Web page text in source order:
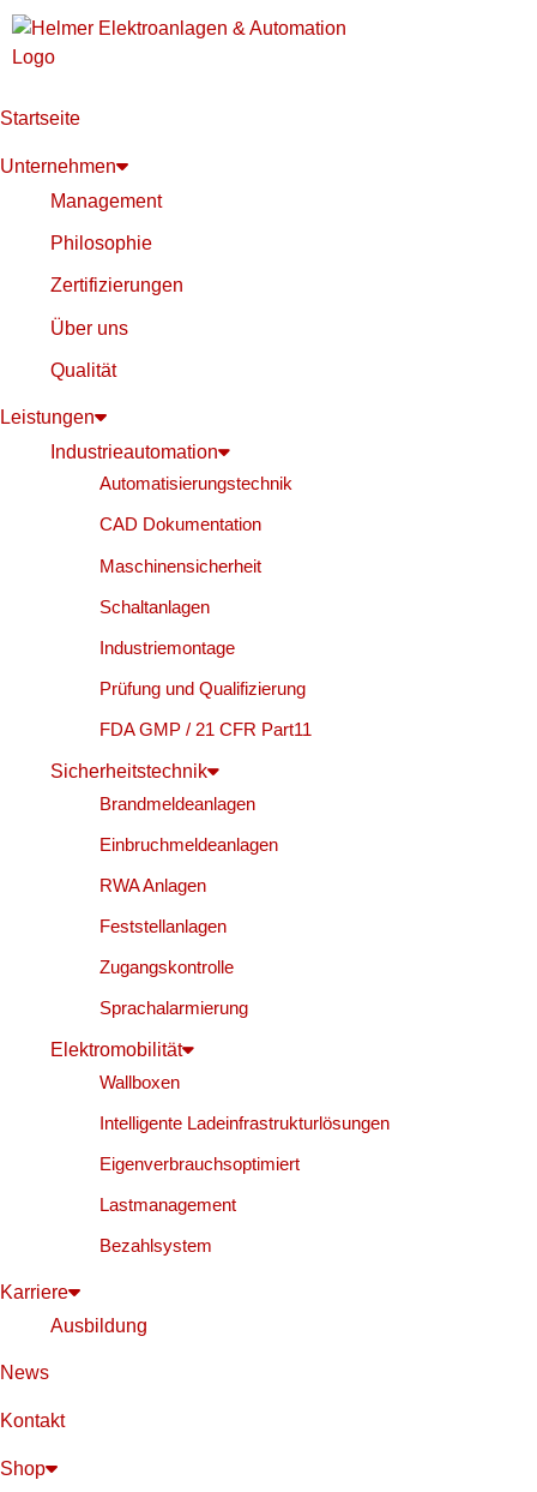
Startseite
Unternehmen
Management
Philosophie
Zertifizierungen
Über uns
Qualität
Leistungen
Industrieautomation
Automatisierungstechnik
CAD Dokumentation
Maschinensicherheit
Schaltanlagen
Industriemontage
Prüfung und Qualifizierung
FDA GMP / 21 CFR Part11
Sicherheitstechnik
Brandmeldeanlagen
Einbruchmeldeanlagen
RWA Anlagen
Feststellanlagen
Zugangskontrolle
Sprachalarmierung
Elektromobilität
Wallboxen
Intelligente Ladeinfrastrukturlösungen
Eigenverbrauchsoptimiert
Lastmanagement
Bezahlsystem
Karriere
Ausbildung
News
Kontakt
Shop